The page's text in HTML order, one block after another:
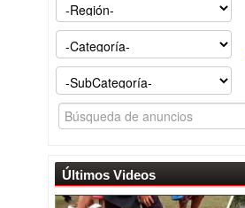
Últimos Videos